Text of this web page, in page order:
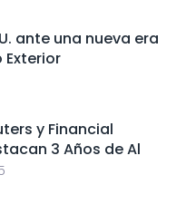
ante una nueva era
y Financial
3 Años de Al